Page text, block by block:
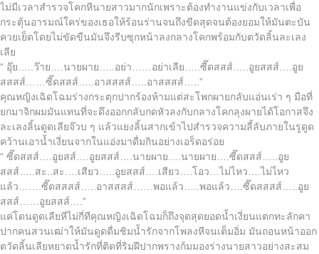
ไม่มีเวลาสำรวจโคกหีนายสาวมากนักเพราะต้องทำงานแข่งกับเวลาเพื่อ
กระตุ้นอารมณ์ใคร่ของเธอให้ร้อนร่านจนถึงขีดสุดจนต้องยอมให้มันตะบัน
ควยเย็ดโดยไม่ขัดขืนมันจึงรีบซุกหน้าลงกลางโคกพร้อมกับตวัดลิ้นละเลง
เลีย
“ อุ๊ย…..ว๊าย….นายผาย…..อย่า……อย่าเลีย…..ซี๊ดสสส์…..อูยสสส์….อูย
สสสส์……ซี๊ดสสส์…..อาสสสส์…..อาสสสส์…..”
คุณหญิงเฉิดโฉมร่างกระตุกปากร้องห้ามแต่สะโพกผายกลับแอ่นเร่า ๆ มือที่
ยกมาจิกผมมันแทนที่จะดึงออกกลับกดหัวลงกับกลางโคกลุงผายได้โอกาสจึง
ละเลงลิ้นดูดเลียจ๊วบ ๆ แล้วแยงลิ้นสากเข้าไปสำรวจความลี้ลับภายในรูดูด
คว้านเอาน้ำเงี่ยนจากในแอ่งมาดื่มกินอย่างเอร็ดอร่อย
“ ซี๊ดสสส์….อูยสส์….อูยสสส์….นายผาย….นายผาย….ซี๊ดสสส์…..อูย
สสส์…..สะ..สะ….เสียว…..อูยสสส์….เสียว….โอว…ไม่ไหว….ไม่ไหว
แล้ว…….ซี๊ดสสสส์…..อาสสสส์……พอแล้ว…..พอแล้ว….ซี๊ดสสสส์…..อูย
สสส์……อูยสสส์….”
แค่โดนดูดเลียหีไม่กี่ทีคุณหญิงเฉิดโฉมก็ถึงจุดสุดยอดน้ำเงี่ยนแตกทะลักคา
ปากคนสวนเฒ่าให้มันดูดดื่มชิมน้ำรักจากโพลงหีจนเต็มอิ่ม มันถอนหน้าออก
ตวัดลิ้นเลียหยาดน้ำรักที่ติดที่ริมฝีปากพรางก้มมองร่างนายสาวอย่างสะสม